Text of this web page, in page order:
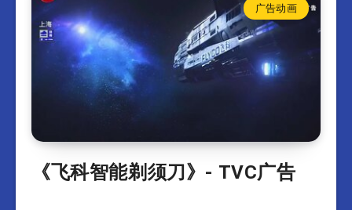
广告动画
《飞科智能剃须刀》- TVC广告